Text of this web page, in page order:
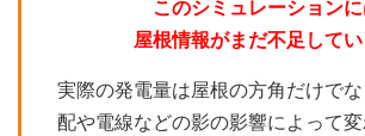
このシミュレーションに
屋根情報がまだ不足して
実際の発電量は屋根の方角だけで
配や電線などの影の影響によって変